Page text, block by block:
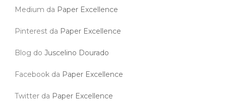
Medium da Paper Excellence
Pinterest da Paper Excellence
Blog do Juscelino Dourado
Facebook da Paper Excellence
Twitter da Paper Excellence